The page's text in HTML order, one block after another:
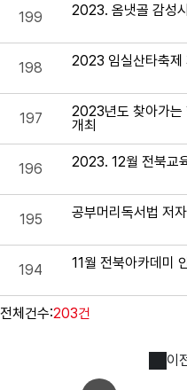
199 2023. 옴냇골 감성
198 2023 임실산타축제
197
2023년도 찾아가는
개최
196 2023. 12월 전북교
195 공부머리독서법 저
194 11월 전북아카데미
전체건수:203건
이